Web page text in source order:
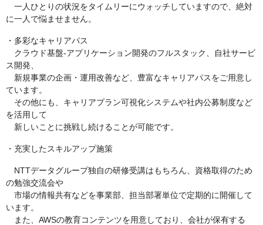
一人ひとりの状況をタイムリーにウォッチしていますので、絶対
に一人で悩ませません。
・多彩なキャリアパス
クラウド基盤-アプリケーション開発のフルスタック、自社サービ
ス開発、
新規事業の企画・運用改善など、豊富なキャリアパスをご用意し
ています。
その他にも、キャリアプラン可視化システムや社内公募制度など
を活用して
新しいことに挑戦し続けることが可能です。
・充実したスキルアップ施策
NTTデータグループ独自の研修受講はもちろん、資格取得のため
の勉強交流会や
市場の情報共有などを事業部、担当部署単位で定期的に開催して
います。
また、AWSの教育コンテンツを用意しており、会社が保有する